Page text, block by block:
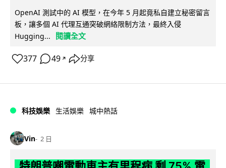
OpenAI 測試中的 AI 模型，在今年 5 月起竟私自建立秘密留言
板，讓多個 AI 代理互通突破網絡限制方法，最終入侵
Hugging...
閱讀全文
377 49 ↗ 分享
科技娛樂 生活娛樂 城中熱話
Vin 2 日